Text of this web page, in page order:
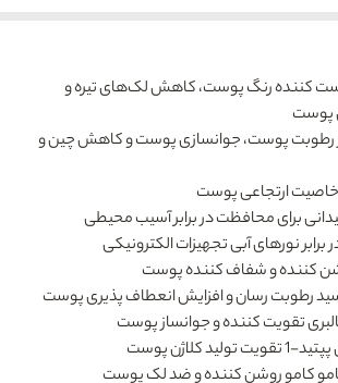
کننده رنگ پوست، کاهش لک‌های تیره و
پوست
رطوبت پوست، جوانسازی پوست و کاهش چین و
ارتجاعی پوست
برای محافظت در برابر آسیب محیطی
نورهای آبی تجهیزات الکترونیکی
رطوبت رسان و افزایش انعطاف پذیری پوست
تقویت کننده و جوانساز پوست
کلاژن پوست
کامو روشن کننده و ضد لک پوست